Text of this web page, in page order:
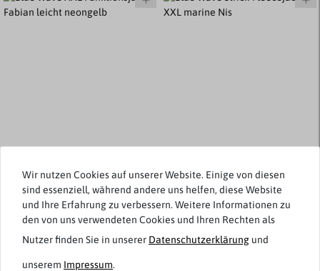
Blue Wave
XXL Funktionsjacke Fabian
leicht neongelb
ab 59,95 € *
Blue Wave
Strick-Fleecejacke XXL
marine Nis
Wir nutzen Cookies auf unserer Website. Einige von diesen
sind essenziell, während andere uns helfen, diese Website
und Ihre Erfahrung zu verbessern. Weitere Informationen zu
den von uns verwendeten Cookies und Ihren Rechten als
Nutzer finden Sie in unserer Daten­schutz­erklärung und
unserem Impressum.